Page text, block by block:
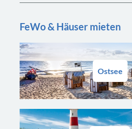
FeWo & Häuser mieten
Ostsee